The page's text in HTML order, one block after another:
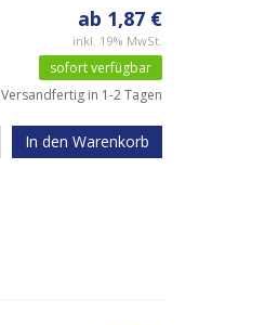
ab 1,87 €
inkl. 19% MwSt.
sofort verfügbar
Versandfertig in 1-2 Tagen
In den Warenkorb